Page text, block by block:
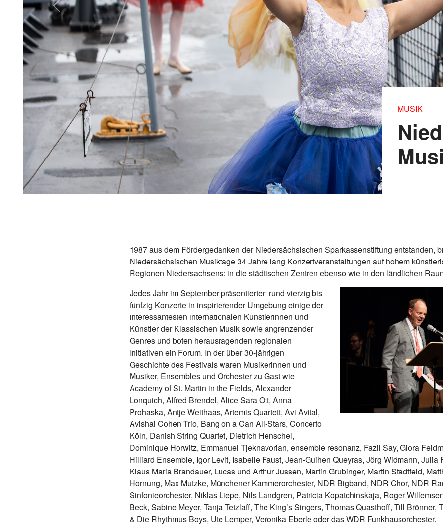
MUSIK
Previous
1987 aus dem Fördergedanken der Niedersächsischen Sparkassenstiftung entstanden,
Niedersächsischen Musiktage 34 Jahre lang Konzertveranstaltungen auf hohem
Regionen Niedersachsens: in die städtischen Zentren ebenso wie in den ländlichen
Jedes Jahr im September präsentierten rund vierzig bis
fünfzig Konzerte in inspirierender Umgebung einige der
interessantesten internationalen Künstlerinnen und
Künstler der Klassischen Musik sowie angrenzender
Genres und boten herausragenden regionalen
Initiativen ein Forum. In der über 30-jährigen
Geschichte des Festivals waren Musikerinnen und
Musiker, Ensembles und Orchester zu Gast wie
Academy of St. Martin in the Fields, Alexander
Lonquich, Alfred Brendel, Alice Sara Ott, Anna
Prohaska, Antje Weithaas, Artemis Quartett, Avi Avital,
Avishai Cohen Trio, Bang on a Can All-Stars, Concerto
Köln, Danish String Quartet, Dietrich Henschel,
Dominique Horwitz, Emmanuel Tjeknavorian, ensemble resonanz, Fazil Say, Giora
Hilliard Ensemble, Igor Levit, Isabelle Faust, Jean-Guihen Queyras, Jörg Widmann, Julia
Klaus Maria Brandauer, Lucas und Arthur Jussen, Martin Grubinger, Martin Stadtfeld,
Hornung, Max Mutzke, Münchener Kammerorchester, NDR Bigband, NDR Chor, NDR
Sinfonieorchester, Niklas Liepe, Nils Landgren, Patricia Kopatchinskaja, Roger
Beck, Sabine Meyer, Tanja Tetzlaff, The King’s Singers, Thomas Quasthoff, Till Brönner,
& Die Rhythmus Boys, Ute Lemper, Veronika Eberle oder das WDR Funkhausorchester.